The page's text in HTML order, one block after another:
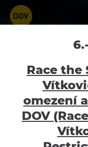
Atraktivity
Bolt Tower
Velký svět
Futureum
technologiemi a
prohlídky,
Race the
omezení
DOV